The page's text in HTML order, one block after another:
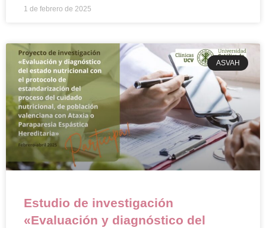
1 de febrero de 2025
ASVAH
Estudio de investigación
«Evaluación y diagnóstico del